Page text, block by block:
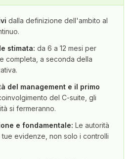
dalla definizione dell'ambito al
stimata: da 6 a 12 mesi per
completa, a seconda della
del management e il primo
del C-suite, gli
si fermeranno.
e fondamentale: Le autorità
evidenze, non solo i controlli